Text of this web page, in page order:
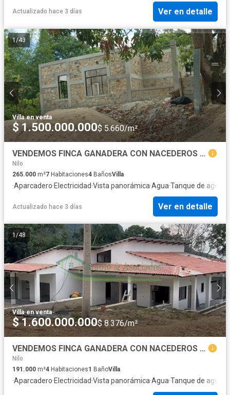
residencial brinda una experiencia de vida única para las familias
que buscan un hogar en una comunidad vibrante y rodeada de
belleza natural.
Actualizado hace 3 días Ver en detalle
1/43
Villa·en venta
$ 1.500.000.000$ 5.660/m²
VENDEMOS FINCA GANADERA CON NACEDEROS DE AGUA, CLIMA AGRADABLE Y BUENA VECINDAD.
Nilo
265.000 m²7 Habitaciones4 BañosVilla
·Aparcadero·Electricidad·Vista panorámica·Agua·Tanque de agua
Actualizado hace 3 días Ver en detalle
1 /48
Villa·en venta
$ 1.600.000.000$ 8.376/m²
VENDEMOS FINCA GANADERA CON NACEDEROS DE AGUA Y CLIMA AGRADABLE.
Nilo
191.000 m²4 Habitaciones1 BañoVilla
·Aparcadero·Electricidad·Vista panorámica·Agua·Tanque de agua